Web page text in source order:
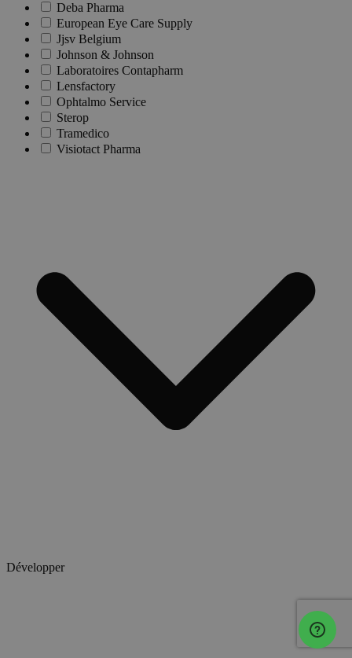
Deba Pharma
European Eye Care Supply
Jjsv Belgium
Johnson & Johnson
Laboratoires Contapharm
Lensfactory
Ophtalmo Service
Sterop
Tramedico
Visiotact Pharma
Développer